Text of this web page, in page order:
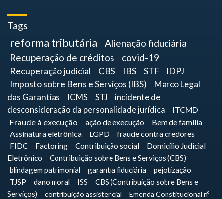
Tags
reforma tributária
Alienação fiduciária
Recuperação de créditos
covid-19
Recuperação judicial CBS IBS STF
IDPJ
Imposto sobre Bens e Serviços (IBS)
Marco Legal
das Garantias
ICMS STJ
incidente de
desconsideração da personalidade jurídica
ITCMD
Fraude à execução
ação de execução
Bem de família
Assinatura eletrônica
LGPD fraude contra credores
FIDC Factoring Contribuição social
Domicílio Judicial
Eletrônico
Contribuição sobre Bens e Serviços (CBS)
blindagem patrimonial
garantia fiduciária
pejotização
TJSP
dano moral ISS
CBS (Contribuição sobre Bens e
Serviços)
contribuição assistencial
Emenda Constitucional nº